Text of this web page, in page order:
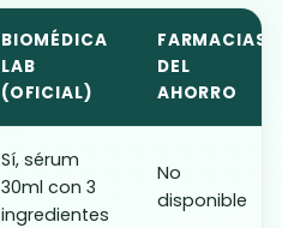
BIOMÉDICA
LAB
(OFICIAL)
FARMACIAS
DEL
AHORRO
Sí, sérum
30ml con 3
ingredientes
No
disponible